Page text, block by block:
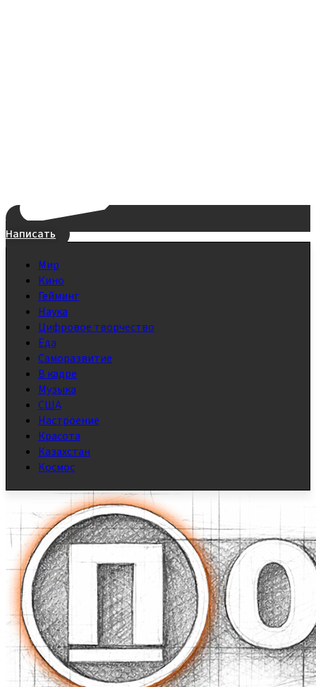
Написать
Мир
Кино
Гейминг
Наука
Цифровое творчество
Еда
Саморазвитие
В кадре
Музыка
США
Настроение
Красота
Казахстан
Космос